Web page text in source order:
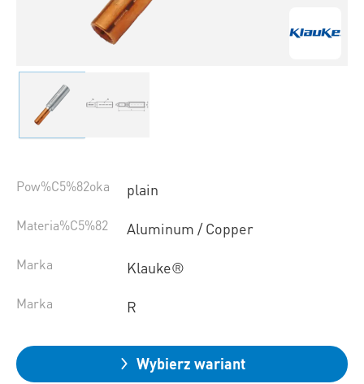
Pow%C5%82oka plain
Materia%C5%82 Aluminum / Copper
Marka Klauke®
Marka R
Wybierz wariant